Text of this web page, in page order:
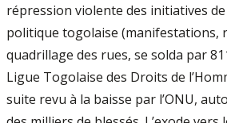
répression violente des initiatives
politique togolaise (manifestations,
quadrillage des rues, se solda par
Ligue Togolaise des Droits de
suite revu à la baisse par l’ONU,